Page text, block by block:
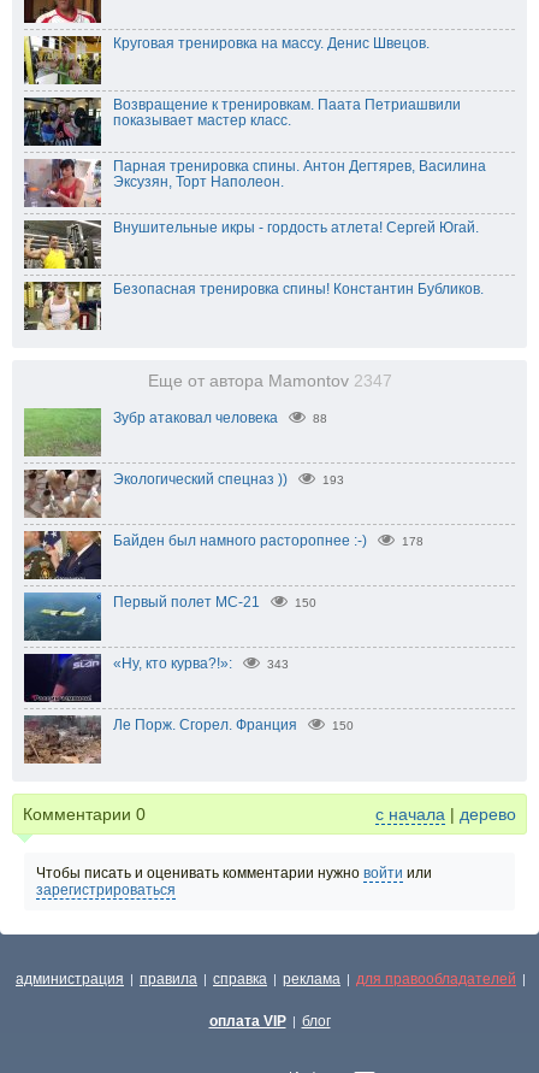
Круговая тренировка на массу. Денис Швецов.
Возвращение к тренировкам. Паата Петриашвили
показывает мастер класс.
Парная тренировка спины. Антон Дегтярев, Василина
Эксузян, Торт Наполеон.
Внушительные икры - гордость атлета! Сергей Югай.
Безопасная тренировка спины! Константин Бубликов.
Еще от автора Mamontov 2347
Зубр атаковал человека 88
Экологический спецназ )) 193
Байден был намного расторопнее :-) 178
Первый полет МС-21 150
«Ну, кто курва?!»: 343
Ле Порж. Сгорел. Франция 150
Комментарии 0 с начала | дерево
Чтобы писать и оценивать комментарии нужно войти или
зарегистрироваться
администрация | правила | справка | реклама | для правообладателей |
оплата VIP | блог